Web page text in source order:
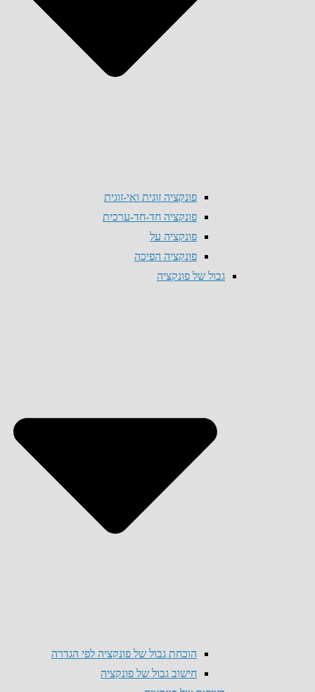
פונקציה זוגית ואי-זוגית
פונקציה חד-חד-ערכית
פונקציה על
פונקציה הפיכה
גבול של פונקציה
הוכחת גבול של פונקציה לפי הגדרה
חישוב גבול של פונקציה